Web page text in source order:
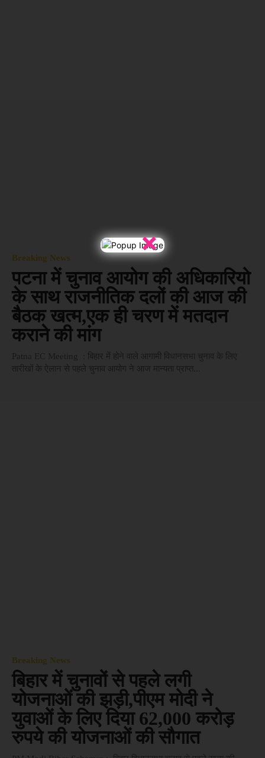
×
Breaking News
पटना में चुनाव आयोग की अधिकारियो
के साथ राजनीतिक दलों की आज की
बैठक खत्म,एक ही चरण में मतदान
कराने की मांग
Patna EC Meeting : बिहार में होने वाले आगामी विधानसभा चुनाव के लिए
तारीखों के ऐलान से पहले चुनाव आयोग ने आज मान्यता प्राप्त...
Breaking News
बिहार में चुनावों से पहले लगी
योजनाओं की झड़ी,पीएम मोदी ने
युवाओं के लिए दिया 62,000 करोड़
रुपये की योजनाओं की सौगात